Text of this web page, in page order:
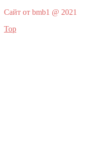
Сайт от bmb1 @ 2021
Top